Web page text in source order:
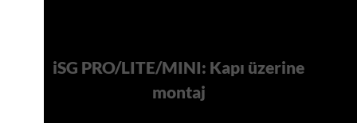
iSG PRO/LITE/MINI: Kapı üzerine
montaj